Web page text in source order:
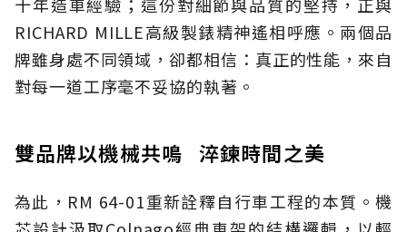
十年造車經驗；這份對細節與品質的堅持，正與
RICHARD MILLE高級製錶精神遙相呼應。兩個品
牌雖身處不同領域，卻都相信：真正的性能，來自
對每一道工序毫不妥協的執著。
雙品牌以機械共鳴 淬鍊時間之美
為此，RM 64-01重新詮釋自行車工程的本質。機